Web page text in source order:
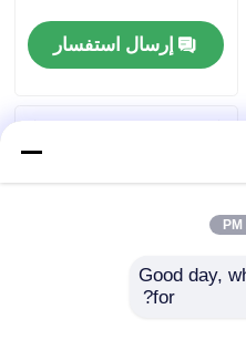
إرسال استفسار
Good day,
for?